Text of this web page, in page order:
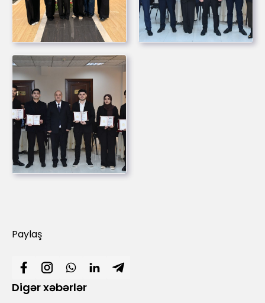
Paylaş
Digər xəbərlər